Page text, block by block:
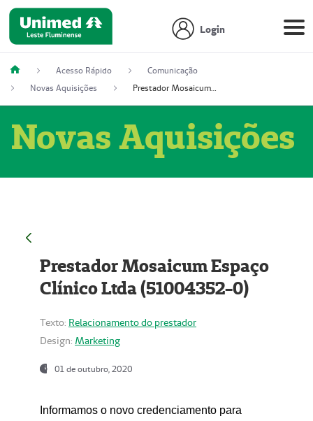
Login
Acesso Rápido
Comunicação
Novas Aquisições
Prestador Mosaicum Espaço Clínico Ltda (51004352-0)
Novas Aquisições
Prestador Mosaicum Espaço
Clínico Ltda (51004352-0)
Texto: Relacionamento do prestador
Design: Marketing
01 de outubro, 2020
Informamos o novo credenciamento para